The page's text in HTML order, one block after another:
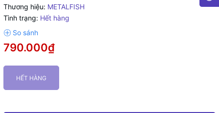
Thương hiệu: METALFISH
Tình trạng: Hết hàng
790.000₫
HẾT HÀNG